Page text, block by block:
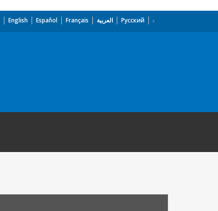
English Español Français العربية Русский